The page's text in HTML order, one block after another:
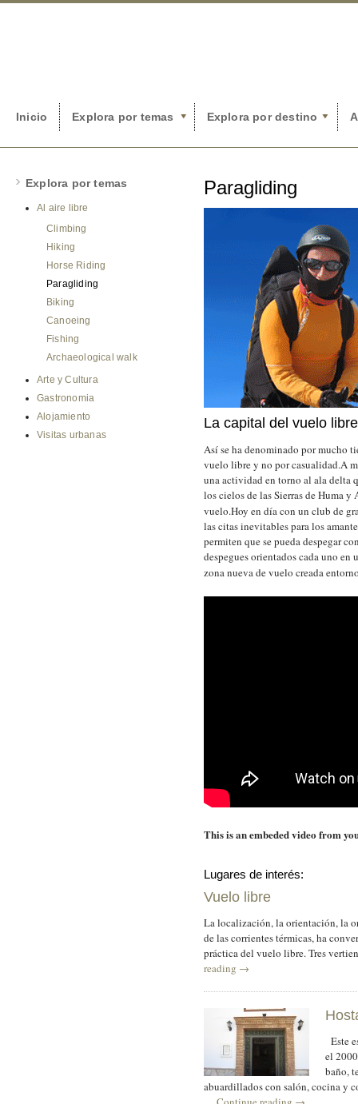
Inicio Explora por temas Explora por destino
Explora por temas
Al aire libre
Climbing
Hiking
Horse Riding
Paragliding
Biking
Canoeing
Fishing
Archaeological walk
Arte y Cultura
Gastronomia
Alojamiento
Visitas urbanas
Paragliding
La capital del vuelo libre
Así se ha denominado por mucho
vuelo libre y no por casualidad.A
una actividad en torno al ala delta
los cielos de las Sierras de Huma
vuelo.Hoy en día con un club de
las citas inevitables para los
permiten que se pueda despegar
despegues orientados cada uno
zona nueva de vuelo creada
This is an embeded video from
Lugares de interés:
Vuelo libre
La localización, la orientación, la
de las corrientes térmicas, ha
práctica del vuelo libre. Tres
reading →
Este
el
baño,
abuardillados con salón, cocina y